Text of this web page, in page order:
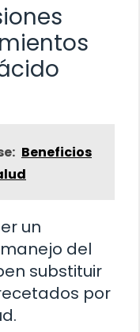
Beneficios
un
del
substituir
por